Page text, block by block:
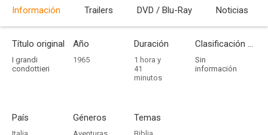
Información Trailers DVD / Blu-Ray Noticias
Título original
I grandi
condottieri
Año
1965
Duración
1 hora y
41
minutos
Clasificación por edades
Sin
información
País Géneros Temas